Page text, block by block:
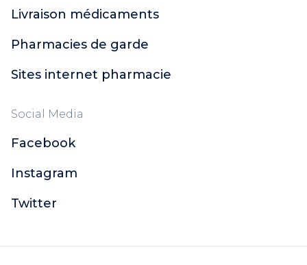
Livraison médicaments
Pharmacies de garde
Sites internet pharmacie
Social Media
Facebook
Instagram
Twitter